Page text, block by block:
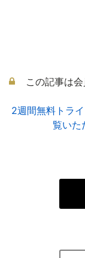
この記事は
2週間無料トラ
覧いた